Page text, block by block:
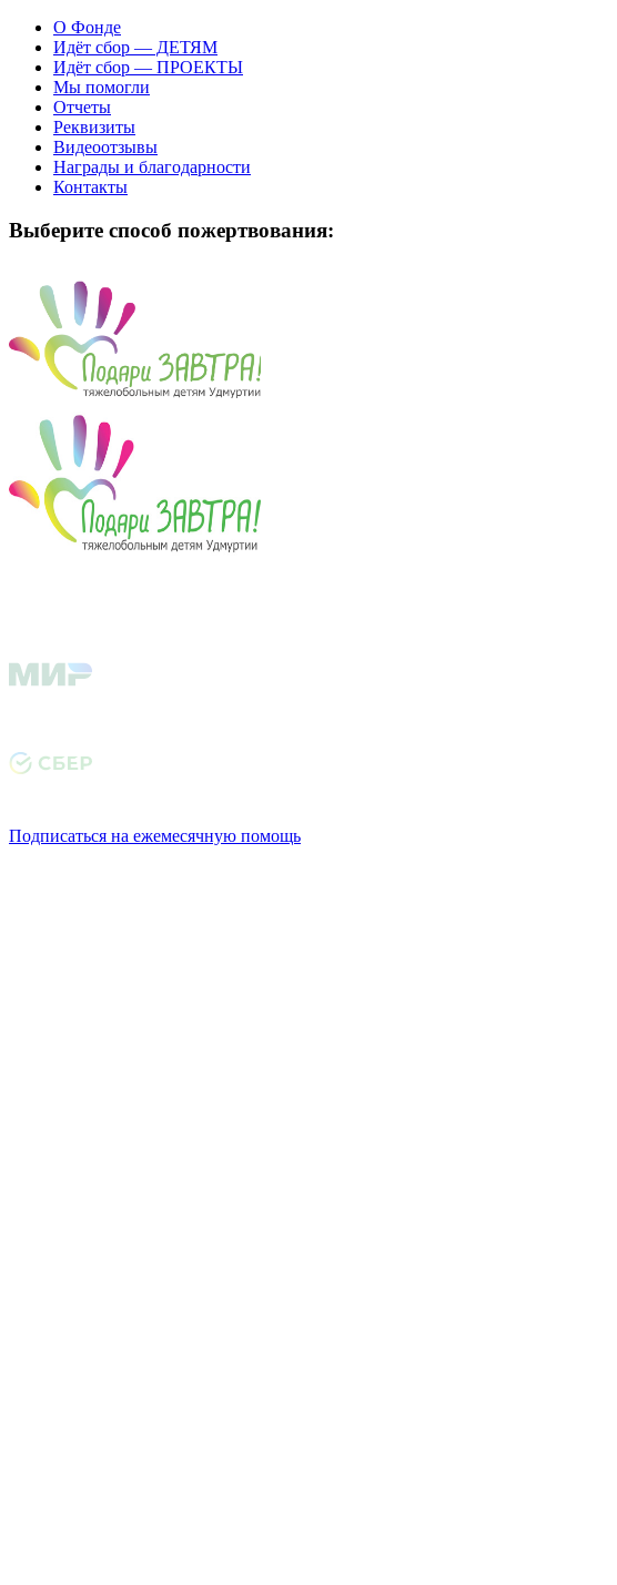
О Фонде
Идёт сбор — ДЕТЯМ
Идёт сбор — ПРОЕКТЫ
Мы помогли
Отчеты
Реквизиты
Видеоотзывы
Награды и благодарности
Контакты
Выберите способ пожертвования:
Подписаться на ежемесячную помощь